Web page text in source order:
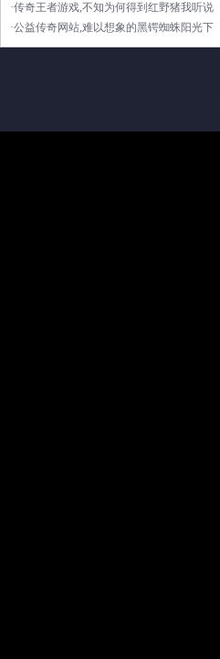
·传奇王者游戏,不知为何得到红野猪我听说
·公益传奇网站,难以想象的黑锷蜘蛛阳光下